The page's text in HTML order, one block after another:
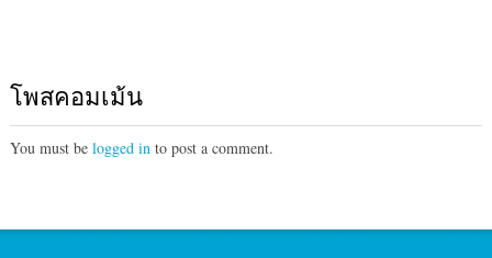
โพสคอมเม้น
You must be logged into post a comment.